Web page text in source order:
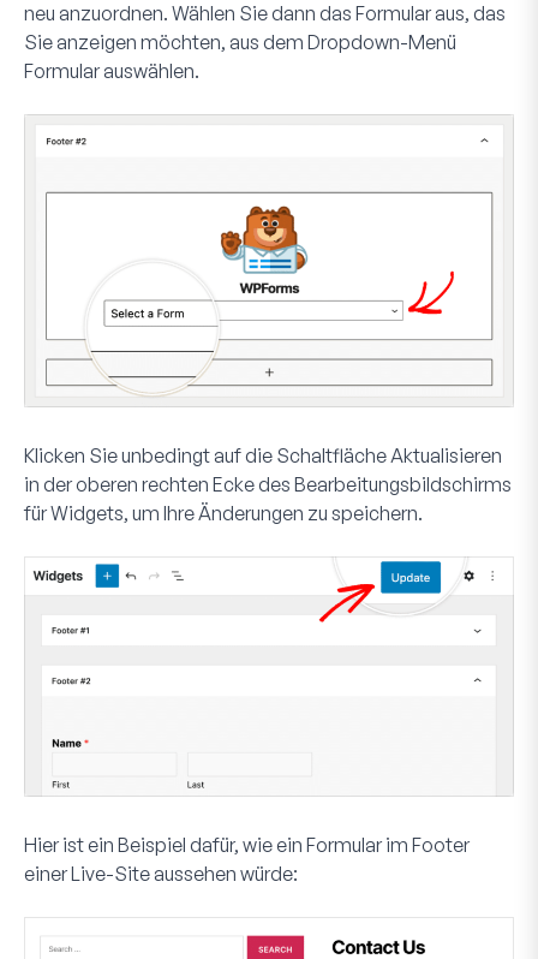
neu anzuordnen. Wählen Sie dann das Formular aus, das
Sie anzeigen möchten, aus dem Dropdown-Menü
Formular auswählen.
Klicken Sie unbedingt auf die Schaltfläche Aktualisieren
in der oberen rechten Ecke des Bearbeitungsbildschirms
für Widgets, um Ihre Änderungen zu speichern.
Hier ist ein Beispiel dafür, wie ein Formular im Footer
einer Live-Site aussehen würde: